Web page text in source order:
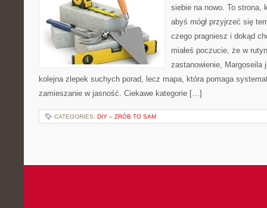
siebie na nowo. To strona,
abyś mógł przyjrzeć się
czego pragniesz i dokąd
miałeś poczucie, że w
zastanowienie, Margoseila
kolejna zlepek suchych porad, lecz mapa, która pomaga
zamieszanie w jasność. Ciekawe kategorie […]
CATEGORIES: DIY – ZRÓB TO SAM